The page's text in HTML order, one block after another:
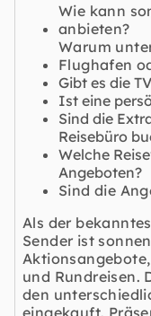
Wie kann
anbieten?
Warum
Flughafen
Gibt es die
Ist eine
Sind die
Reisebüro
Welche
Angeboten?
Sind die
Als der
Sender ist
Aktionsangebote,
und Rundreisen.
den
eingekauft.